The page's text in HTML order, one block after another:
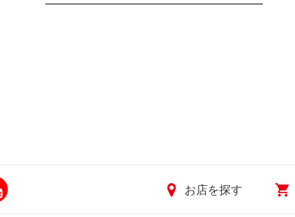
お店を探す